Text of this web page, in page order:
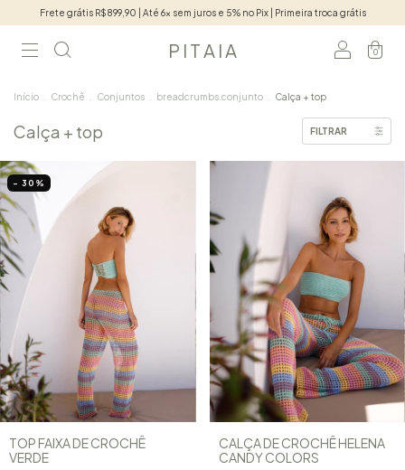
Frete grátis R$899,90 | Até 6x sem juros e 5% no Pix | Primeira troca grátis
P I T A I A 0
Início Crochê Conjuntos breadcrumbs.conjunto Calça + top
Calça + top FILTRAR
- 30 %
TOP FAIXA DE CROCHÊ
VERDE
CALÇA DE CROCHÊ HELENA
CANDY COLORS